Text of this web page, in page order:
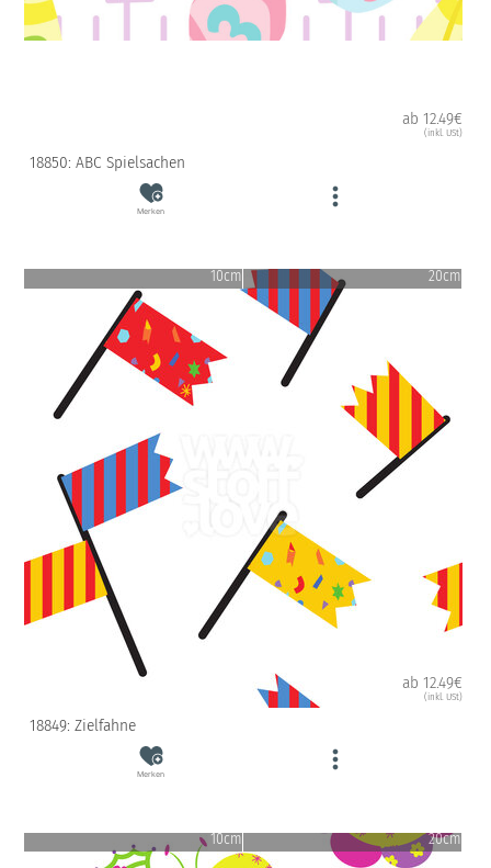
ab 12.49€
(inkl. USt)
18850: ABC Spielsachen
Merken
10cm 20cm
ab 12.49€
(inkl. USt)
18849: Zielfahne
Merken
10cm 20cm